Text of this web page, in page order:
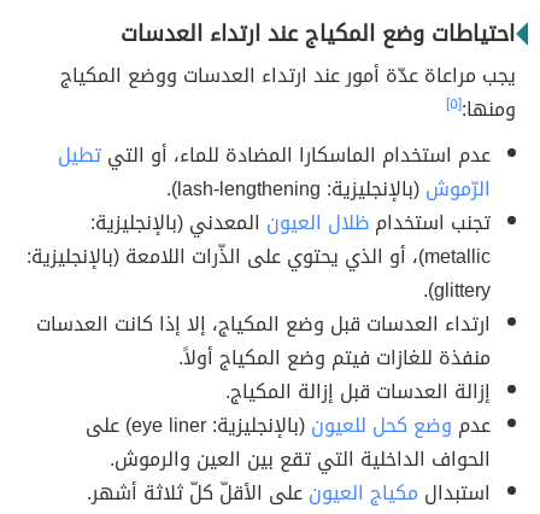
احتياطات وضع المكياج عند ارتداء العدسات
يجب مراعاة عدّة أمور عند ارتداء العدسات ووضع المكياج
ومنها:[٥]
عدم استخدام الماسكارا المضادة للماء، أو التيتطيل
الرّموش(بالإنجليزية: lash-lengthening).
تجنب استخدامظلال العيون المعدني (بالإنجليزية:
metallic)، أو الذي يحتوي على الذّرات اللامعة (بالإنجليزية:
glittery).
ارتداء العدسات قبل وضع المكياج، إلا إذا كانت العدسات
منفذة للغازات فيتم وضع المكياج أولاً.
إزالة العدسات قبل إزالة المكياج.
عدم وضع كحل للعيون
(بالإنجليزية: eye liner) على
الحواف الداخلية التي تقع بين العين والرموش.
استبدال مكياج العيونعلى الأقلّ كلّ ثلاثة أشهر.